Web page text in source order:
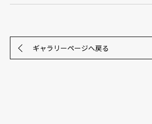
ギャラリーページへ戻る